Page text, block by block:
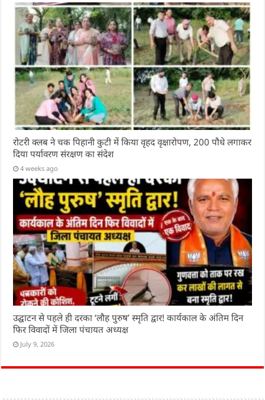
रोटरी क्लब ने चक पिहानी कुटी में किया वृहद वृक्षारोपण, 200 पौधे लगाकर
दिया पर्यावरण संरक्षण का संदेश
4 weeks ago
उद्घाटन से पहले ही दरका ‘लौह पुरुष’ स्मृति द्वार! कार्यकाल के अंतिम दिन
फिर विवादों में जिला पंचायत अध्यक्ष
July 9, 2026